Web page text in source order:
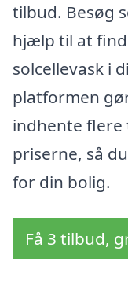
tilbud. Besøg
hjælp til at
solcellevask i
platformen
indhente flere
priserne, så
for din bolig.
Få 3 tilbud,